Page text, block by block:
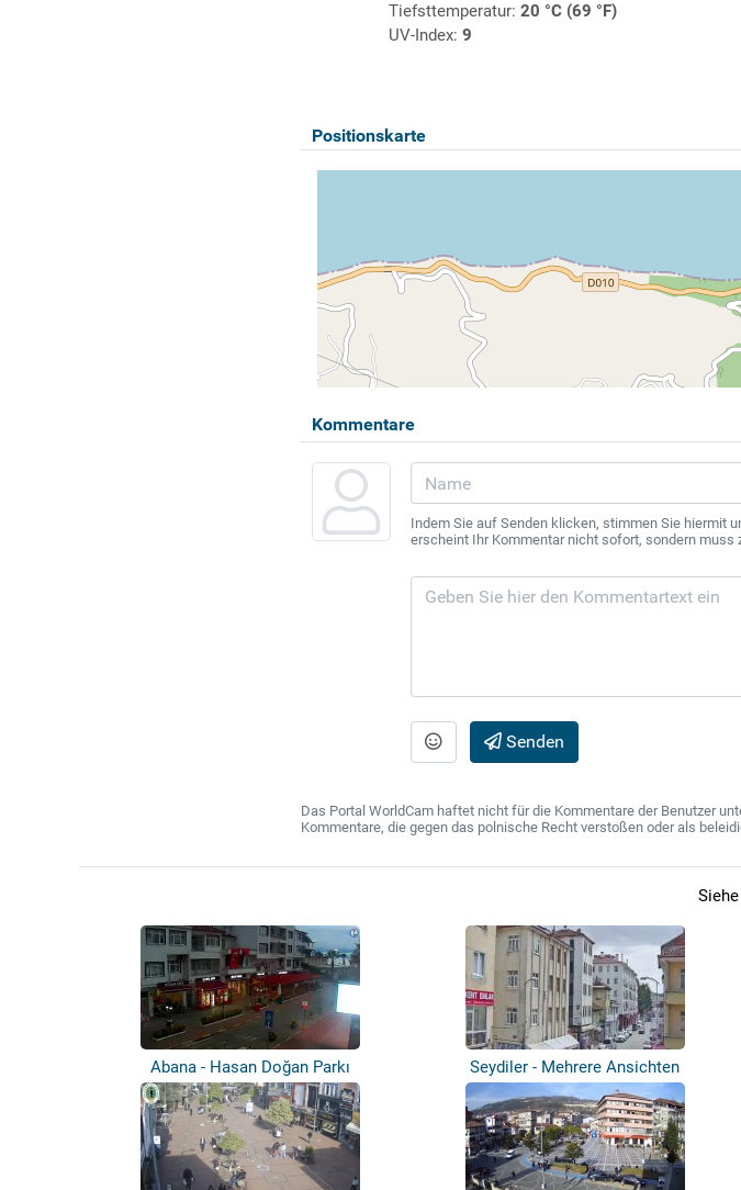
Tiefsttemperatur: 20 °C (69 °F)
UV-Index: 9
Positionskarte
Kommentare
Indem Sie auf Senden klicken, stimmen Sie hiermit
erscheint Ihr Kommentar nicht sofort, sondern
Senden
Das Portal WorldCam haftet nicht für die Kommentare der Benutzer
Kommentare, die gegen das polnische Recht verstoßen oder als
Abana - Hasan Doğan Parkı Seydiler - Mehrere Ansichten